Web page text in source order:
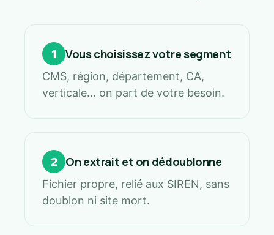
1 Vous choisissez votre segment
CMS, région, département, CA,
verticale… on part de votre besoin.
2 On extrait et on dédoublonne
Fichier propre, relié aux SIREN, sans
doublon ni site mort.